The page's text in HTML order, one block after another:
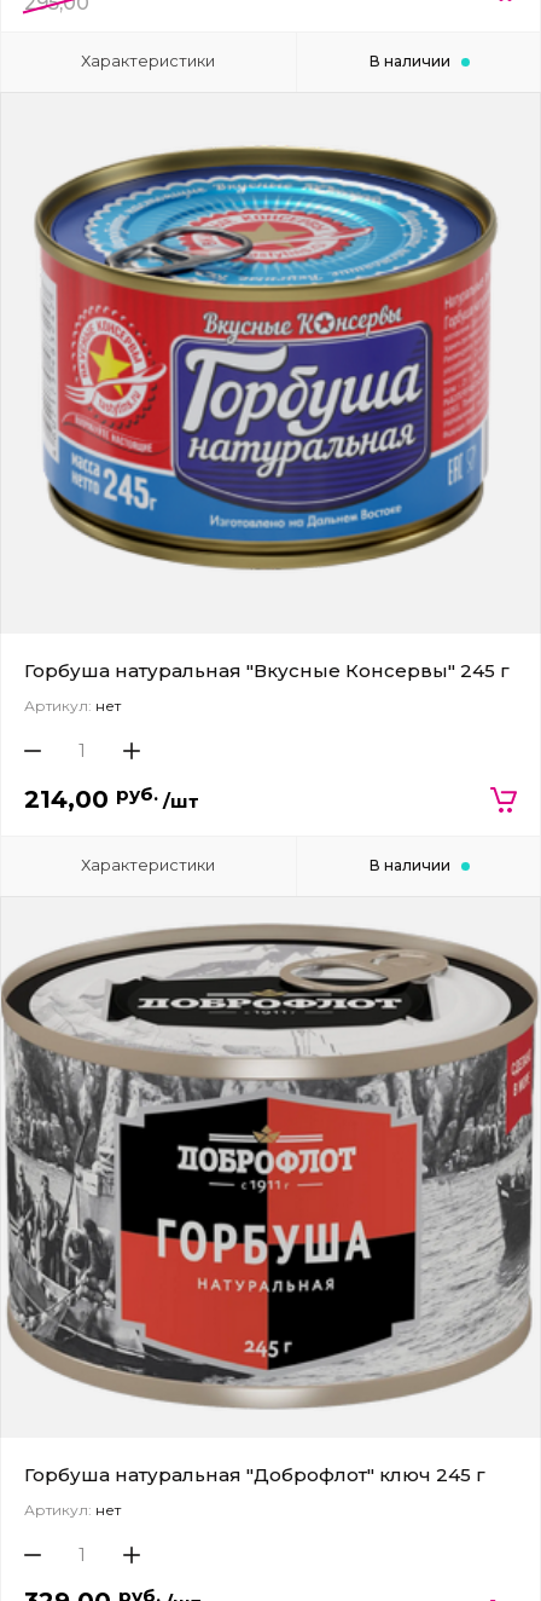
Характеристики В наличии
Горбуша натуральная "Вкусные Консервы" 245 г
Артикул: нет
214,00 руб. /шт
Характеристики В наличии
Горбуша натуральная "Доброфлот" ключ 245 г
Артикул: нет
руб.